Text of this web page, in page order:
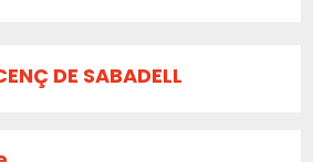
DE SABADELL